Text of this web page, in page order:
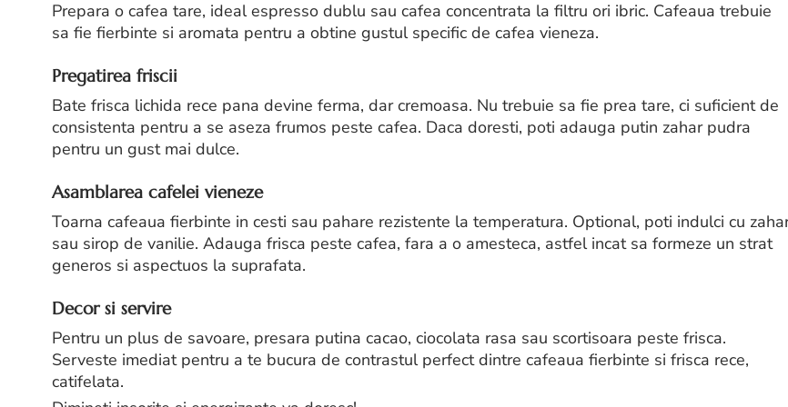
Prepara o cafea tare, ideal espresso dublu sau cafea concentrata la filtru ori ibric. Cafeaua trebuie
sa fie fierbinte si aromata pentru a obtine gustul specific de cafea vieneza.
Pregatirea friscii
Bate frisca lichida rece pana devine ferma, dar cremoasa. Nu trebuie sa fie prea tare, ci suficient de
consistenta pentru a se aseza frumos peste cafea. Daca doresti, poti adauga putin zahar pudra
pentru un gust mai dulce.
Asamblarea cafelei vieneze
Toarna cafeaua fierbinte in cesti sau pahare rezistente la temperatura. Optional, poti indulci cu
sau sirop de vanilie. Adauga frisca peste cafea, fara a o amesteca, astfel incat sa formeze un strat
generos si aspectuos la suprafata.
Decor si servire
Pentru un plus de savoare, presara putina cacao, ciocolata rasa sau scortisoara peste frisca.
Serveste imediat pentru a te bucura de contrastul perfect dintre cafeaua fierbinte si frisca rece,
catifelata.